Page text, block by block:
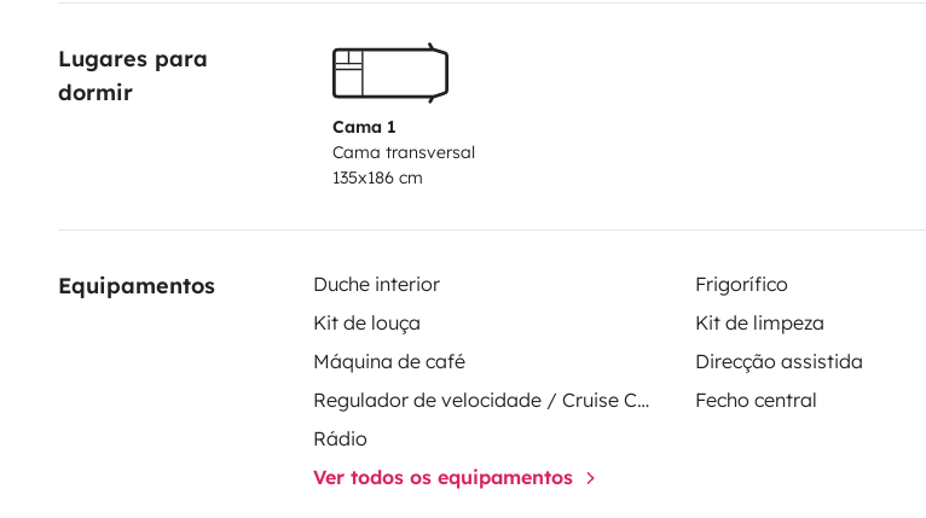
Lugares para
dormir
Cama 1
Cama transversal
135x186 cm
Equipamentos Duche interior
Frigorífico
Kit de louça
Kit de limpeza
Máquina de café
Direcção assistida
Regulador de velocidade / Cruise Control
Fecho central
Rádio
Ver todos os equipamentos